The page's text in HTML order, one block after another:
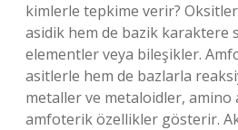
kimlerle tepkime verir?
asidik hem de bazik karaktere
elementler veya bileşikler.
asitlerle hem de bazlarla
metaller ve metaloidler,
amfoterik özellikler gösterir.